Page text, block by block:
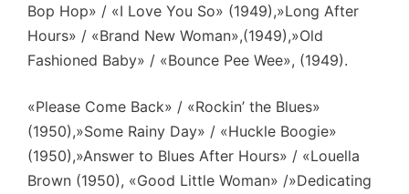
Bop Hop» / «I Love You So» (1949),»Long After
Hours» / «Brand New Woman»,(1949),»Old
Fashioned Baby» / «Bounce Pee Wee», (1949).
«Please Come Back» / «Rockin’ the Blues»
(1950),»Some Rainy Day» / «Huckle Boogie»
(1950),»Answer to Blues After Hours» / «Louella
Brown (1950), «Good Little Woman» /»Dedicating